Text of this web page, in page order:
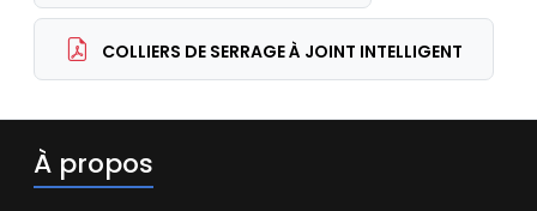
COLLIERS DE SERRAGE À JOINT INTELLIGENT
À propos